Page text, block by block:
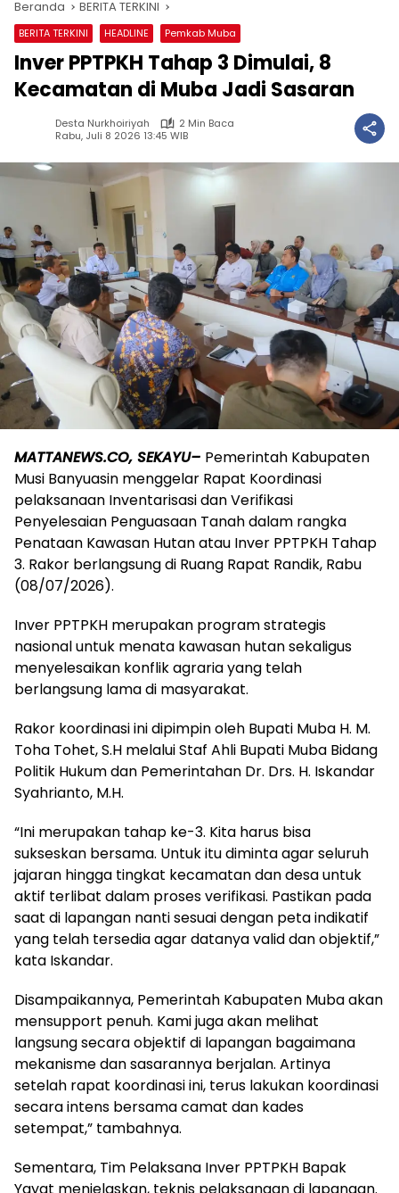
Beranda BERITA TERKINI
BERITA TERKINI HEADLINE Pemkab Muba
Inver PPTPKH Tahap 3 Dimulai, 8
Kecamatan di Muba Jadi Sasaran
Desta Nurkhoiriyah
2 Min Baca
Rabu, Juli 8 2026 13:45 WIB
MATTANEWS.CO, SEKAYU– Pemerintah Kabupaten
Musi Banyuasin menggelar Rapat Koordinasi
pelaksanaan Inventarisasi dan Verifikasi
Penyelesaian Penguasaan Tanah dalam rangka
Penataan Kawasan Hutan atau Inver PPTPKH Tahap
3. Rakor berlangsung di Ruang Rapat Randik, Rabu
(08/07/2026).
Inver PPTPKH merupakan program strategis
nasional untuk menata kawasan hutan sekaligus
menyelesaikan konflik agraria yang telah
berlangsung lama di masyarakat.
Rakor koordinasi ini dipimpin oleh Bupati Muba H. M.
Toha Tohet, S.H melalui Staf Ahli Bupati Muba Bidang
Politik Hukum dan Pemerintahan Dr. Drs. H. Iskandar
Syahrianto, M.H.
“Ini merupakan tahap ke-3. Kita harus bisa
sukseskan bersama. Untuk itu diminta agar seluruh
jajaran hingga tingkat kecamatan dan desa untuk
aktif terlibat dalam proses verifikasi. Pastikan pada
saat di lapangan nanti sesuai dengan peta indikatif
yang telah tersedia agar datanya valid dan objektif,”
kata Iskandar.
Disampaikannya, Pemerintah Kabupaten Muba akan
mensupport penuh. Kami juga akan melihat
langsung secara objektif di lapangan bagaimana
mekanisme dan sasarannya berjalan. Artinya
setelah rapat koordinasi ini, terus lakukan koordinasi
secara intens bersama camat dan kades
setempat,” tambahnya.
Sementara, Tim Pelaksana Inver PPTPKH Bapak
Yayat menjelaskan, teknis pelaksanaan di lapangan.